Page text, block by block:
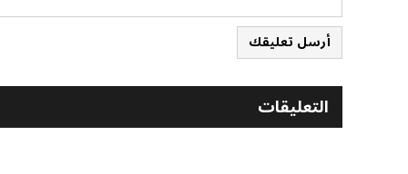
أرسل تعليقك
التعليقات